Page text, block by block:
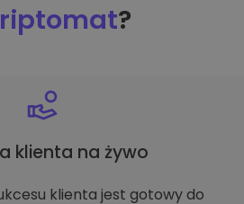
?
klienta na żywo
klienta jest gotowy do